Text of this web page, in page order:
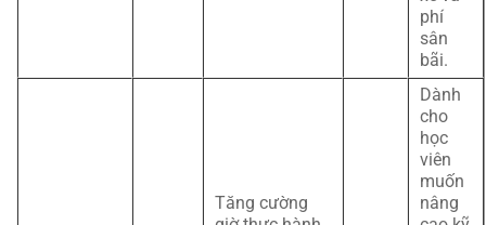
phí
sân
bãi.
Tăng cường
Dành
cho
học
viên
muốn
nâng